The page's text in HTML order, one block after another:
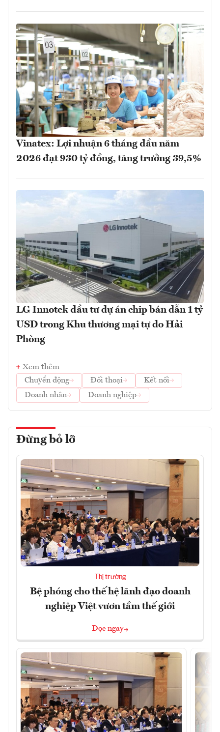
Vinatex: Lợi nhuận 6 tháng đầu năm
2026 đạt 930 tỷ đồng, tăng trưởng 39,5%
LG Innotek đầu tư dự án chip bán dẫn 1 tỷ
USD trong Khu thương mại tự do Hải
Phòng
Xem thêm
Chuyển động
Đối thoại
Kết nối
Doanh nhân
Doanh nghiệp
Đừng bỏ lỡ
Thị trường
Bệ phóng cho thế hệ lãnh đạo doanh
nghiệp Việt vươn tầm thế giới
Đọc ngay